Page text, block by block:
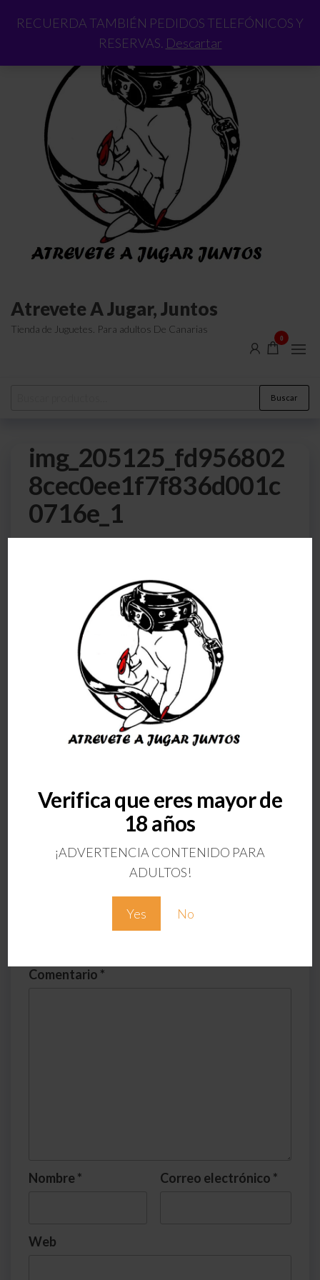
Verifica que eres mayor de
18 años
¡ADVERTENCIA CONTENIDO PARA
ADULTOS!
Yes No
RECUERDA TAMBIÉN PEDIDOS TELEFÓNICOS Y
RESERVAS. Descartar
Atrevete A Jugar, Juntos
Tienda de Juguetes. Para adultos De Canarias
0
Buscar
img_205125_fd956802
8cec0ee1f7f836d001c
0716e_1
0
ANTERIOR
PINZAS PARA
MAGNÉTICA
Deja una respuesta
Tu dirección de correo electrónico no será
Los campos obligatorios están
Comentario *
Nombre * Correo electrónico *
Web